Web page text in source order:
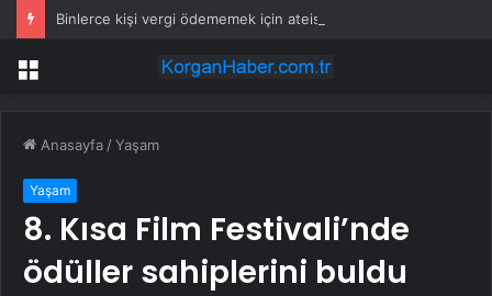
Binlerce kişi vergi ödememek için ateist oluyor
Menü
Anasayfa /Yaşam
Yaşam
8. Kısa Film Festivali’nde
ödüller sahiplerini buldu